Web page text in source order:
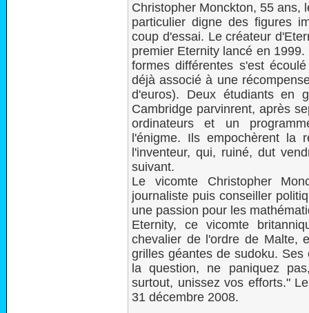
Christopher Monckton, 55 ans,
particulier digne des figures
coup d'essai. Le créateur
premier Eternity lancé en
formes différentes s'est
déjà associé à une
d'euros). Deux étudiants en
Cambridge parvinrent, après
ordinateurs et un
l'énigme. Ils empochèrent la
l'inventeur, qui, ruiné, dut
suivant.
Le vicomte Christopher
journaliste puis conseiller
une passion pour les
Eternity, ce vicomte
chevalier de l'ordre de Malte,
grilles géantes de sudoku.
la question, ne paniquez
surtout, unissez vos efforts."
31 décembre 2008.